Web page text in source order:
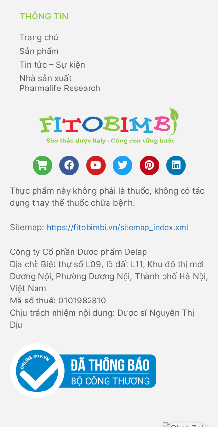
THÔNG TIN
Trang chủ
Sản phẩm
Tin tức – Sự kiện
Nhà sản xuất
Pharmalife Research
Thực phẩm này không phải là thuốc, không có tác
dụng thay thế thuốc chữa bệnh.
Sitemap: https://fitobimbi.vn/sitemap_index.xml
Công ty Cổ phần Dược phẩm Delap
Địa chỉ: Biệt thự số L09, lô đất L11, Khu đô thị mới
Dương Nội, Phường Dương Nội, Thành phố Hà Nội,
Việt Nam
Mã số thuế: 0101982810
Chịu trách nhiệm nội dung: Dược sĩ Nguyễn Thị
Dịu